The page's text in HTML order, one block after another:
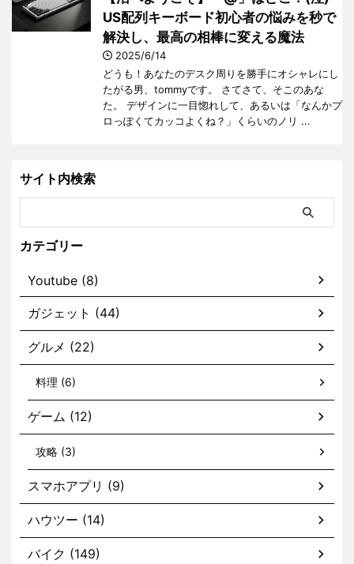
US配列キーボード初心者の悩みを秒で
解決し、最高の相棒に変える魔法
2025/6/14
どうも！あなたのデスク周りを勝手にオシャレにし
たがる男、tommyです。 さてさて、そこのあな
た。 デザインに一目惚れして、あるいは「なんかプ
ロっぽくてカッコよくね？」くらいのノリ ...
サイト内検索
カテゴリー
Youtube (8)
ガジェット (44)
グルメ (22)
料理 (6)
ゲーム (12)
攻略 (3)
スマホアプリ (9)
ハウツー (14)
バイク (149)